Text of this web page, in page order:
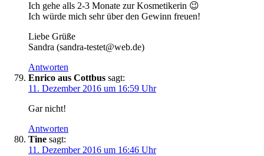
Ich gehe alls 2-3 Monate zur Kosmetikerin 😉
Ich würde mich sehr über den Gewinn freuen!
Liebe Grüße
Sandra (sandra-testet@web.de)
Antworten
Enrico aus Cottbus sagt:
11. Dezember 2016 um 16:59 Uhr
Gar nicht!
Antworten
Tine sagt:
11. Dezember 2016 um 16:46 Uhr